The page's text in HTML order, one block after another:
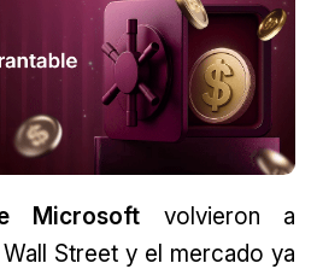
Microsoft volvieron a
Street y el mercado ya